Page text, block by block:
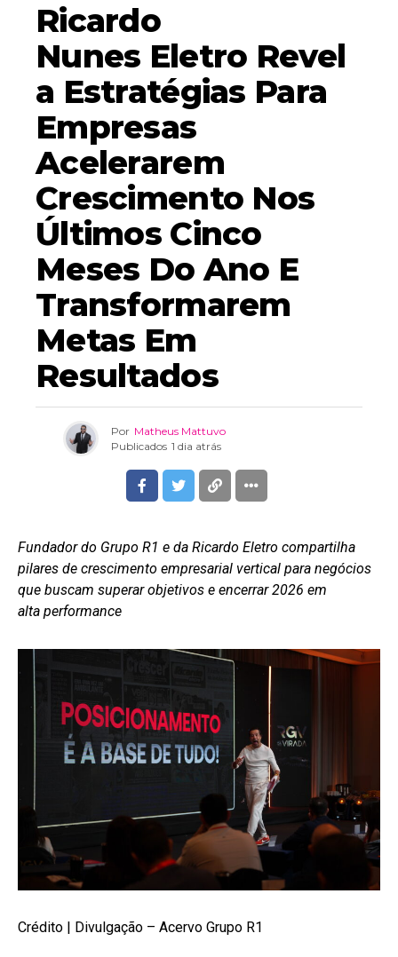
Ricardo
Nunes Eletro Revel
A Estratégias Para
Empresas
Acelerarem
Crescimento Nos
Últimos Cinco
Meses Do Ano E
Transformarem
Metas Em
Resultados
Por Matheus Mattuvo
Publicados 1 dia atrás
Fundador do Grupo R1 e da Ricardo Eletro compartilha
pilares de crescimento empresarial vertical para negócios
que buscam superar objetivos e encerrar 2026 em
alta performance
Crédito | Divulgação – Acervo Grupo R1